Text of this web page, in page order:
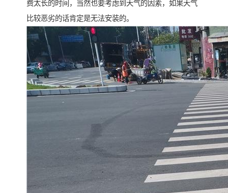
费太长的时间，当然也要考虑到天气的因素，如果天气
比较恶劣的话肯定是无法安装的。